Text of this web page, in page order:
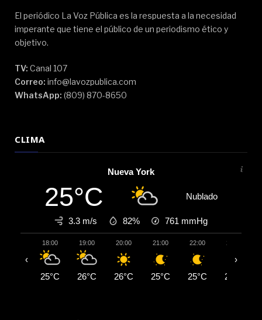
El periódico La Voz Pública es la respuesta a la necesidad
imperante que tiene el público de un periodismo ético y
objetivo.
TV: Canal 107
Correo: info@lavozpublica.com
WhatsApp: (809) 870-8650
CLIMA
Nueva York
25°C Nublado
3.3 m/s 82% 761 mmHg
18:00
25°C
19:00
26°C
20:00
26°C
21:00
25°C
22:00
25°C
23:00
25°C
‹ ›